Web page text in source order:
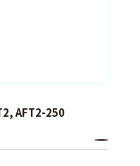
AFT2-250